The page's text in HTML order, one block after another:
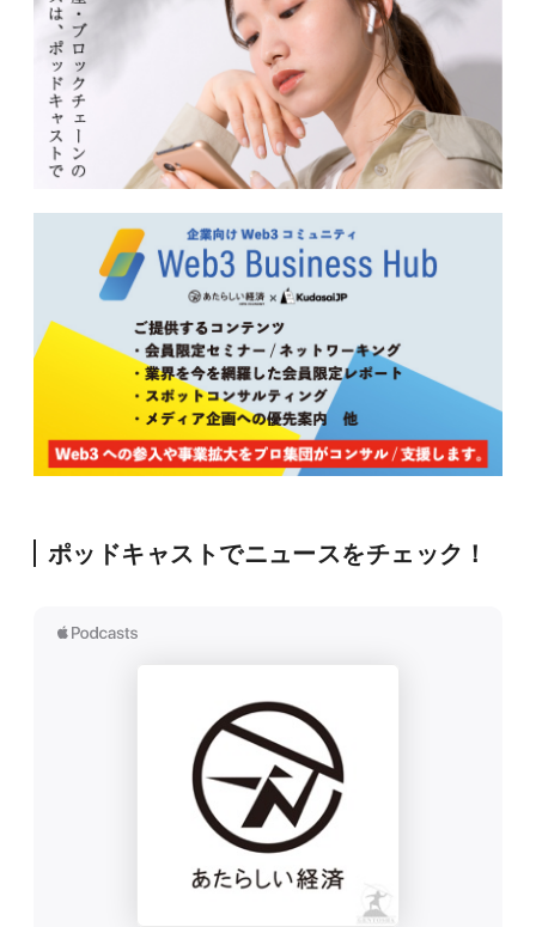
ポッドキャストでニュースをチェック！